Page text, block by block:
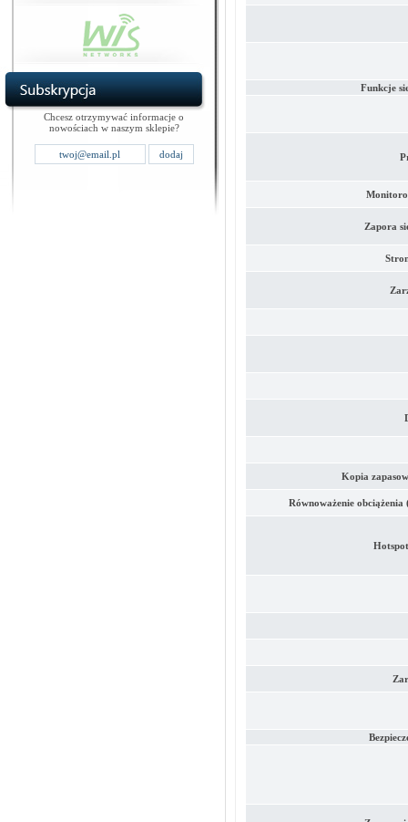
Chcesz otrzymywać informacje o
nowościach w naszym sklepie?
Funkcje
Zapora
Kopia
Równoważenie